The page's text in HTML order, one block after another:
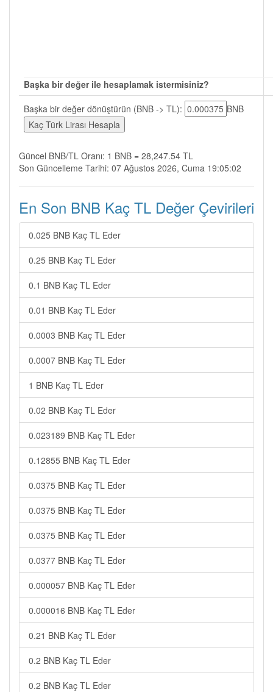
Başka bir değer ile hesaplamak istermisiniz?
Başka bir değer dönüştürün (BNB -> TL):
BNB
Güncel BNB/TL Oranı: 1 BNB = 28,247.54 TL
Son Güncelleme Tarihi: 07 Ağustos 2026, Cuma 19:05:02
En Son BNB Kaç TL Değer Çevirileri
0.025 BNB Kaç TL Eder
0.25 BNB Kaç TL Eder
0.1 BNB Kaç TL Eder
0.01 BNB Kaç TL Eder
0.0003 BNB Kaç TL Eder
0.0007 BNB Kaç TL Eder
1 BNB Kaç TL Eder
0.02 BNB Kaç TL Eder
0.023189 BNB Kaç TL Eder
0.12855 BNB Kaç TL Eder
0.0375 BNB Kaç TL Eder
0.0375 BNB Kaç TL Eder
0.0375 BNB Kaç TL Eder
0.0377 BNB Kaç TL Eder
0.000057 BNB Kaç TL Eder
0.000016 BNB Kaç TL Eder
0.21 BNB Kaç TL Eder
0.2 BNB Kaç TL Eder
0.2 BNB Kaç TL Eder